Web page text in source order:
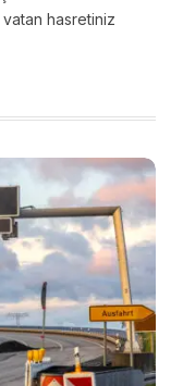
vatan hasretiniz